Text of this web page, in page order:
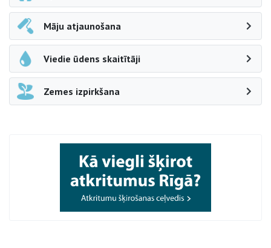
Māju atjaunošana
Viedie ūdens skaitītāji
Zemes izpirkšana